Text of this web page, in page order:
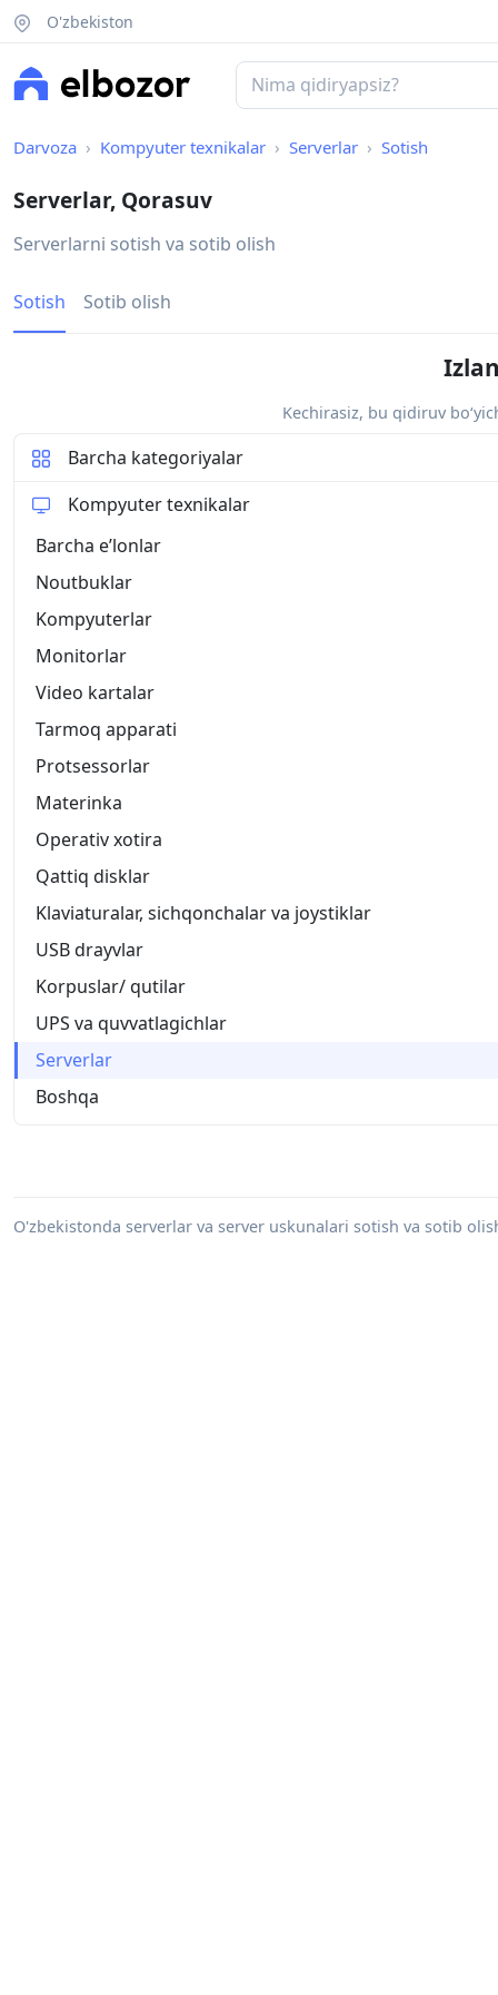
O'zbekiston
Darvoza Kompyuter texnikalar Serverlar Sotish
Serverlar, Qorasuv
Serverlarni sotish va sotib olish
Sotish Sotib olish
Kechirasiz, bu qidiruv
Barcha kategoriyalar
Kompyuter texnikalar
Barcha eʼlonlar
Noutbuklar
Kompyuterlar
Monitorlar
Video kartalar
Tarmoq apparati
Protsessorlar
Materinka
Operativ xotira
Qattiq disklar
Klaviaturalar, sichqonchalar va joystiklar
USB drayvlar
Korpuslar/ qutilar
UPS va quvvatlagichlar
Serverlar
Boshqa
O'zbekistonda serverlar va server uskunalari sotish va sotib